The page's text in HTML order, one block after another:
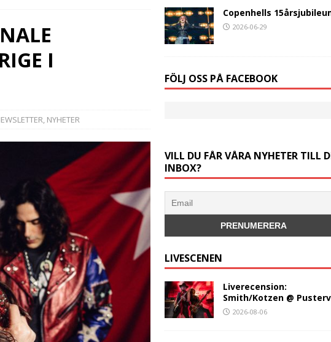
I
, NYHETER
Copenhells
2026-06-29
FÖLJ OSS PÅ FACEBOOK
VILL DU FÅR VÅRA NYHETER TILL
INBOX?
LIVESCENEN
Liverecension:
Smith/Kotzen @
2026-08-06